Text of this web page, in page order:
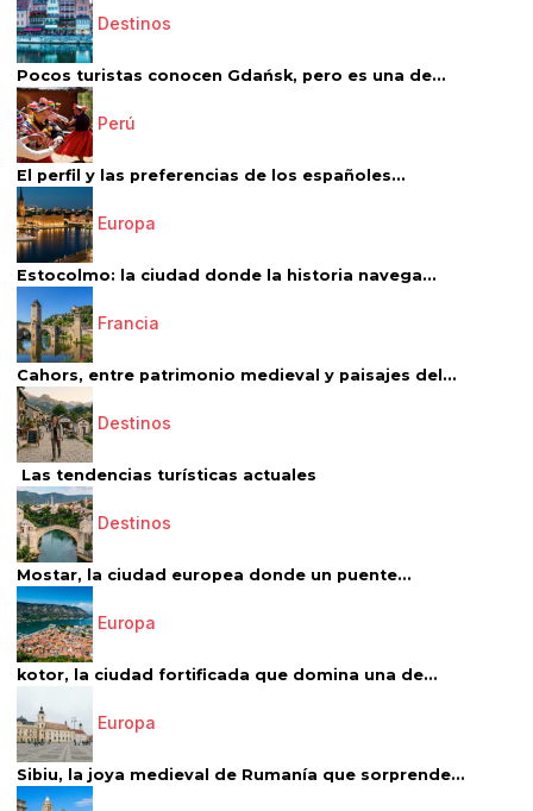
Destinos
Pocos turistas conocen Gdańsk, pero es una de...
Perú
El perfil y las preferencias de los españoles...
Europa
Estocolmo: la ciudad donde la historia navega...
Francia
Cahors, entre patrimonio medieval y paisajes del...
Destinos
Las tendencias turísticas actuales
Destinos
Mostar, la ciudad europea donde un puente...
Europa
kotor, la ciudad fortificada que domina una de...
Europa
Sibiu, la joya medieval de Rumanía que sorprende...